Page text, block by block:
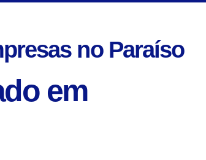
no Paraíso
em